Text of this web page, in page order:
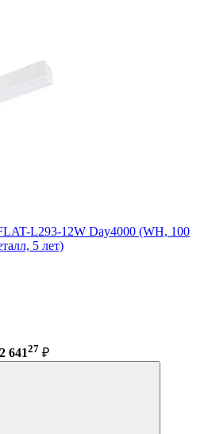
L293-12W Day4000 (WH, 100
5 лет)
2 64127 ₽